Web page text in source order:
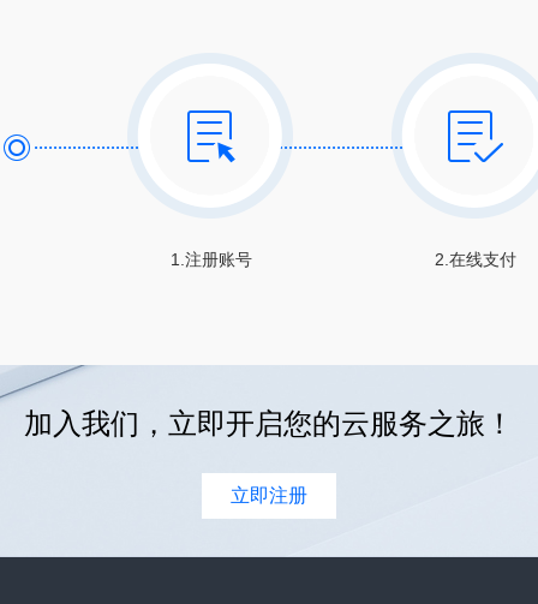
1.注册账号 2.在线支付
加入我们，立即开启您的云服务之旅！
立即注册